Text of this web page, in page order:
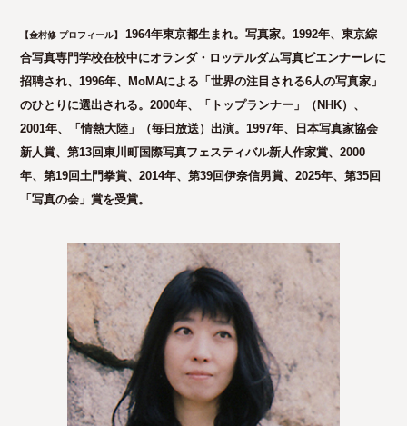
【金村修 プロフィール】
1964年東京都生まれ。写真家。1992年、東京綜
合写真専門学校在校中にオランダ・ロッテルダム写真ビエンナーレに
招聘され、1996年、MoMAによる「世界の注目される6人の写真家」
のひとりに選出される。2000年、「トップランナー」（NHK）、
2001年、「情熱大陸」（毎日放送）出演。1997年、日本写真家協会
新人賞、第13回東川町国際写真フェスティバル新人作家賞、2000
年、第19回土門拳賞、2014年、第39回伊奈信男賞、2025年、第35回
「写真の会」賞を受賞。